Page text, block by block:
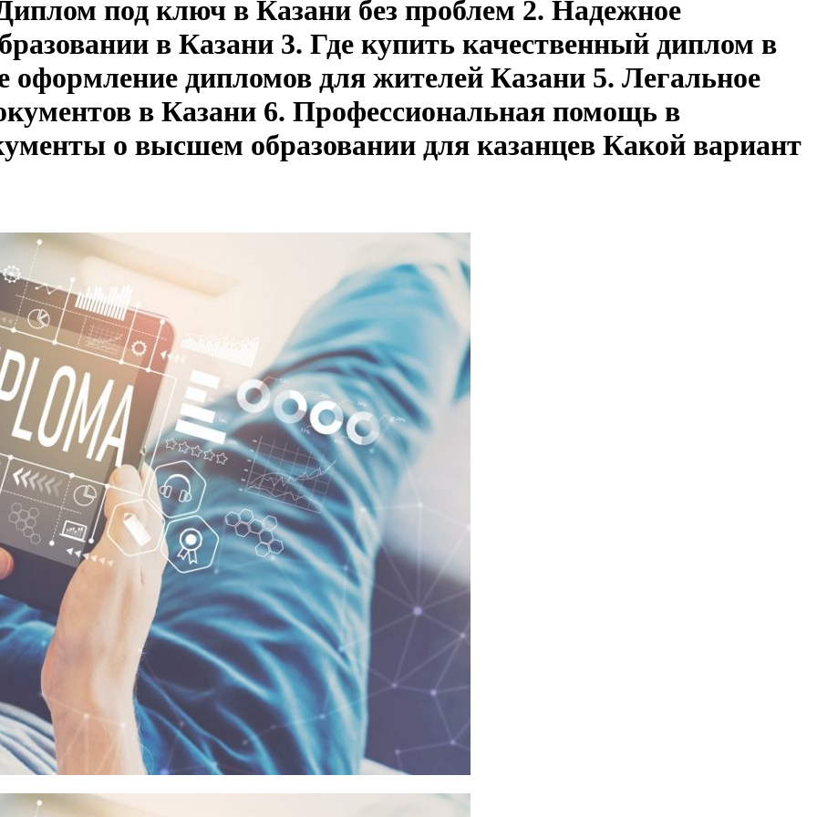
под ключ в Казани без проблем 2. Надежное
в Казани 3. Где купить качественный диплом в
оформление дипломов для жителей Казани 5. Легальное
в Казани 6. Профессиональная помощь в
о высшем образовании для казанцев Какой вариант